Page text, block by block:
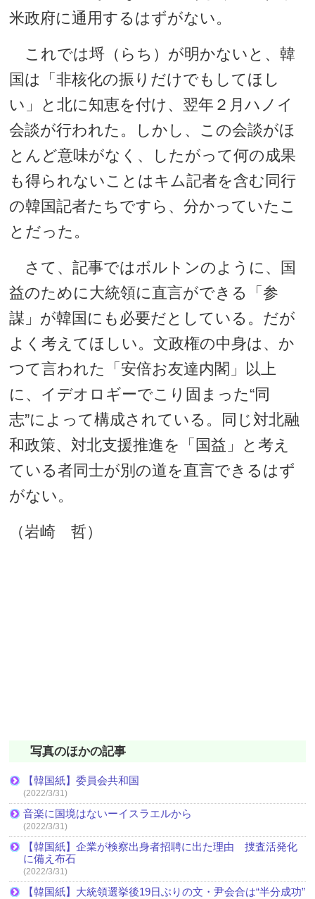
米政府に通用するはずがない。
これでは埒（らち）が明かないと、韓
国は「非核化の振りだけでもしてほし
い」と北に知恵を付け、翌年２月ハノイ
会談が行われた。しかし、この会談がほ
とんど意味がなく、したがって何の成果
も得られないことはキム記者を含む同行
の韓国記者たちですら、分かっていたこ
とだった。
さて、記事ではボルトンのように、国
益のために大統領に直言ができる「参
謀」が韓国にも必要だとしている。だが
よく考えてほしい。文政権の中身は、か
つて言われた「安倍お友達内閣」以上
に、イデオロギーでこり固まった“同
志”によって構成されている。同じ対北融
和政策、対北支援推進を「国益」と考え
ている者同士が別の道を直言できるはず
がない。
（岩崎 哲）
写真のほかの記事
【韓国紙】委員会共和国
(2022/3/31)
音楽に国境はないーイスラエルから
(2022/3/31)
【韓国紙】企業が検察出身者招聘に出た理由 捜査活発化
に備え布石
(2022/3/31)
【韓国紙】大統領選挙後19日ぶりの文・尹会合は“半分成功”